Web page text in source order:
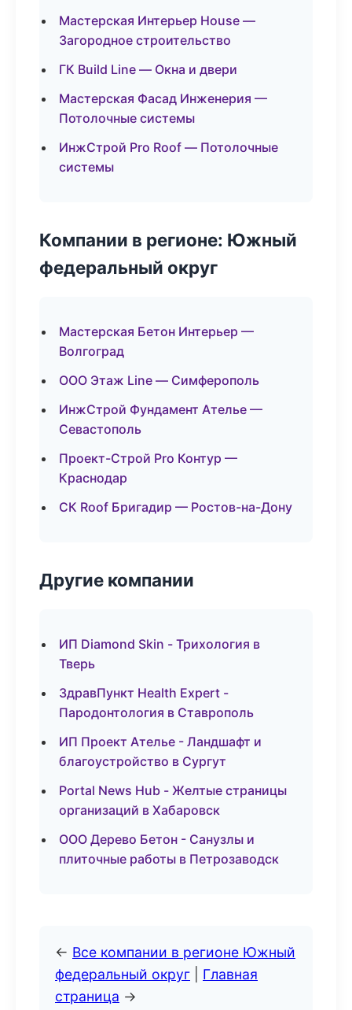
Мастерская Интерьер House —
Загородное строительство
ГК Build Line — Окна и двери
Мастерская Фасад Инженерия —
Потолочные системы
ИнжСтрой Pro Roof — Потолочные
системы
Компании в регионе: Южный
федеральный округ
Мастерская Бетон Интерьер —
Волгоград
ООО Этаж Line — Симферополь
ИнжСтрой Фундамент Ателье —
Севастополь
Проект-Строй Pro Контур —
Краснодар
СК Roof Бригадир — Ростов-на-Дону
Другие компании
ИП Diamond Skin - Трихология в
Тверь
ЗдравПункт Health Expert -
Пародонтология в Ставрополь
ИП Проект Ателье - Ландшафт и
благоустройство в Сургут
Portal News Hub - Желтые страницы
организаций в Хабаровск
ООО Дерево Бетон - Санузлы и
плиточные работы в Петрозаводск
← Все компании в регионе Южный
федеральный округ
Главная
страница →